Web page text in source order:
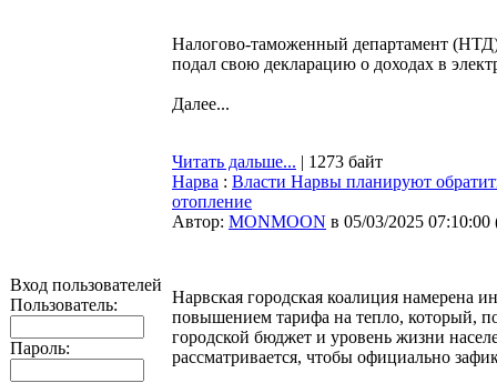
Вход пользователей
Пользователь:
Пароль:
Налогово-таможенный департамент
подал свою декларацию о доходах в
Далее...
Читать дальше... | 1273 байт
Нарва : Власти Нарвы планируют
отопление
Автор: MONMOON в 05/03/2025 07:10:00
Нарвская городская коалиция намерена
повышением тарифа на тепло, который,
городской бюджет и уровень жизни
рассматривается, чтобы официально